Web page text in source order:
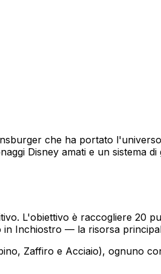
che ha portato
Disney amati e un sistema
L'obiettivo è raccogliere 20
in Inchiostro — la risorsa
Zaffiro e Acciaio), ognuno